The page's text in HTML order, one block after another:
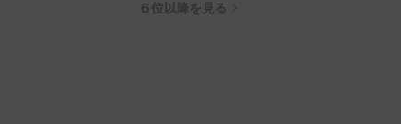
６位以降を見る